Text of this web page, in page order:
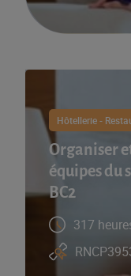
Hôtellerie -
Organiser
équipes du
BC2
317